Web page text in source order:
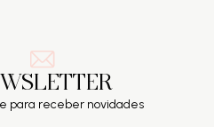
para receber novidades